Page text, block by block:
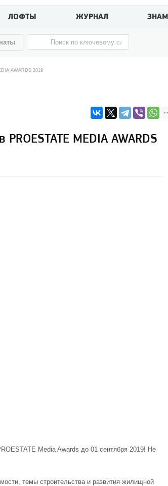
ЛОФТЫ ЖУРНАЛ
AWARDS 2019
MEDIA AWARDS
Media Awards до 01 сентября 2019! Не
темы строительства и развития жилищной